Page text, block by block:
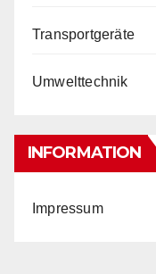
Transportgeräte
Umwelttechnik
INFORMATION
Impressum